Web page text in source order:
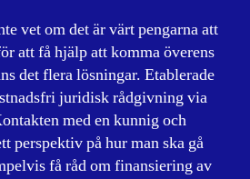
vet om det är värt pengarna att
att få hjälp att komma överens
det flera lösningar. Etablerade
juridisk rådgivning via
med en kunnig och
perspektiv på hur man ska gå
få råd om finansiering av